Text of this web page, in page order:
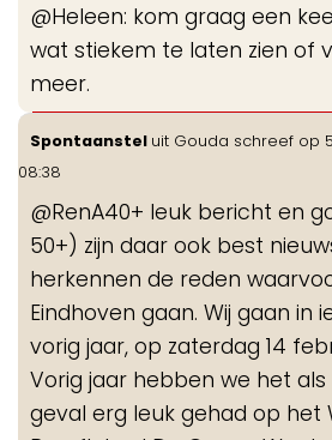
@Heleen: kom graag een
wat stiekem te laten zien of
meer.
Spontaanstel uit Gouda schreef op
08:38
@RenA40+ leuk bericht en
50+) zijn daar ook best
herkennen de reden
Eindhoven gaan. Wij gaan in
vorig jaar, op zaterdag 14
Vorig jaar hebben we het als
geval erg leuk gehad op het